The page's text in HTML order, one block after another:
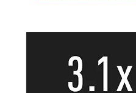
Huse de ploaie
Microfoane / Reportofoane